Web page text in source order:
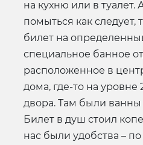
на кухню или в туалет.
помыться как следует,
билет на
специальное банное
расположенное в
дома, где-то на уровне
двора. Там были
Билет в душ стоил
нас были удобства –